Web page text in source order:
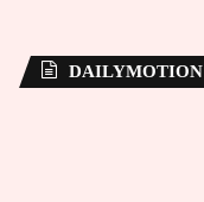
DAILYMOTION